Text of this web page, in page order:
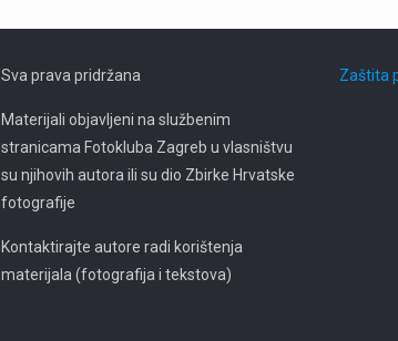
Sva prava pridržana
Materijali objavljeni na službenim
stranicama Fotokluba Zagreb u vlasništvu
su njihovih autora ili su dio Zbirke Hrvatske
fotografije
Kontaktirajte autore radi korištenja
materijala (fotografija i tekstova)
Zaštita